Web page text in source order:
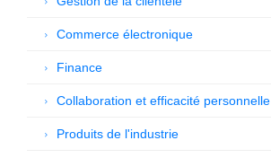
Commerce électronique
Finance
Collaboration et efficacité personnelle
Produits de l'industrie